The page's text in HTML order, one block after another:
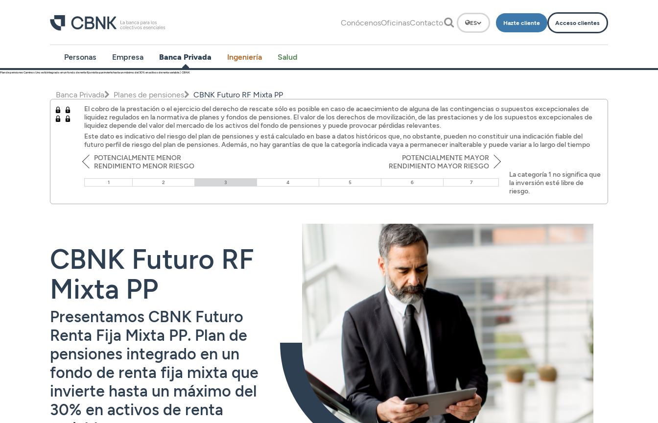
ConócenosOficinasContacto ES Hazte cliente Acceso clientes
Personas
CBNK
Cuentas
Depósitos
Financiación
pensiones
Servicios
Acceder
Empresa
Depósitos
Financiación
Avales
Banca Partner
Inversión
Tarjetas
Acceder
Banca Privada
Planes de
pensiones
Ingeniería
CBNK
Cuentas
Depósitos
Financiación
pensiones
Servicios
Expatriados
Salud
CBNK Farma
Cuentas
Depósitos
Financiación
pensiones
Servicios
Acceder
Plan de pensiones Caminos Uno está integrado en un fondo de renta fija mixta que invierte hasta un máximo del 30% en activos de renta variable. | CBNK
Banca Privada Planes de pensiones CBNK Futuro RF Mixta PP
El cobro de la prestación o el ejercicio del derecho de rescate sólo es posible en caso de acaecimiento de alguna de las contingencias o supuestos excepcionales de
liquidez regulados en la normativa de planes y fondos de pensiones. El valor de los derechos de movilización, de las prestaciones y de los supuestos excepcionales de
liquidez depende del valor del mercado de los activos del fondo de pensiones y puede provocar pérdidas relevantes.
Este dato es indicativo del riesgo del plan de pensiones y está calculado en base a datos históricos que, no obstante, pueden no constituir una indicación fiable del
futuro perfil de riesgo del plan de pensiones. Además, no hay garantías de que la categoría indicada vaya a permanecer inalterable y puede variar a lo largo del tiempo
POTENCIALMENTE MENOR
RENDIMIENTO MENOR RIESGO
POTENCIALMENTE MAYOR
RENDIMIENTO MAYOR RIESGO
1 2 3 4 5 6 7
La categoría 1 no significa que
la inversión esté libre de
riesgo.
CBNK Futuro RF
Mixta PP
Presentamos CBNK Futuro
Renta Fija Mixta PP. Plan de
pensiones integrado en un
fondo de renta fija mixta que
invierte hasta un máximo del
30% en activos de renta